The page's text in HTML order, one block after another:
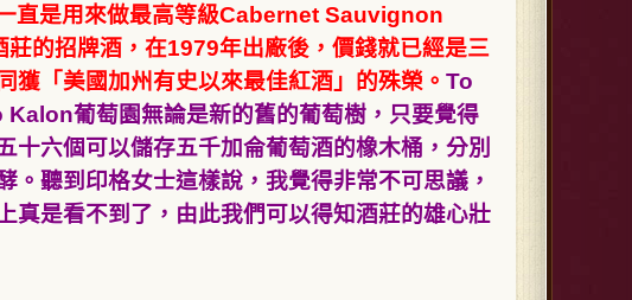
直是用來做最高等級Cabernet Sauvignon
的招牌酒，在1979年出廠後，價錢就已經是三
「美國加州有史以來最佳紅酒」的殊榮。 To
葡萄園無論是新的舊的葡萄樹，只要覺得
六個可以儲存五千加侖葡萄酒的橡木桶，分別
聽到印格女士這樣說，我覺得非常不可思議，
真是看不到了，由此我們可以得知酒莊的雄心壯